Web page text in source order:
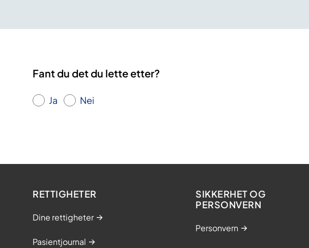
Fant du det du lette etter?
Ja Nei
RETTIGHETER
Dine rettigheter
Pasientjournal
SIKKERHET OG
PERSONVERN
Personvern